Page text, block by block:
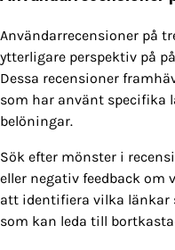
Användarrecensioner på
ytterligare perspektiv på
Dessa recensioner
som har använt specifika
belöningar.
Sök efter mönster i
eller negativ feedback om
att identifiera vilka länkar
som kan leda till